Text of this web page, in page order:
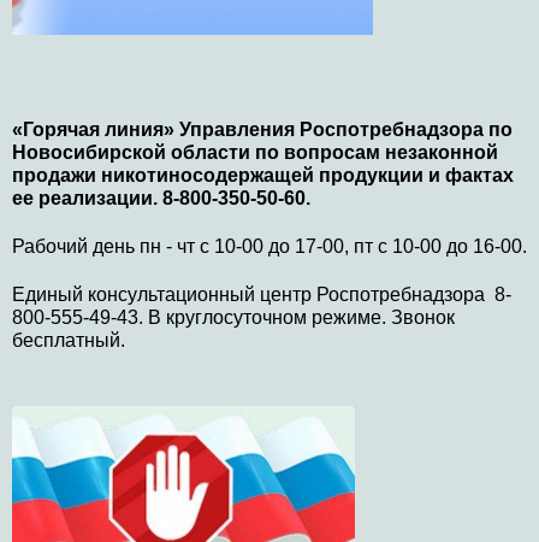
«Горячая линия» Управления Роспотребнадзора по
Новосибирской области по вопросам незаконной
продажи никотиносодержащей продукции и фактах
ее реализации. 8-800-350-50-60.
Рабочий день пн - чт с 10-00 до 17-00, пт с 10-00 до 16-00.
Единый консультационный центр Роспотребнадзора 8-
800-555-49-43. В круглосуточном режиме. Звонок
бесплатный.